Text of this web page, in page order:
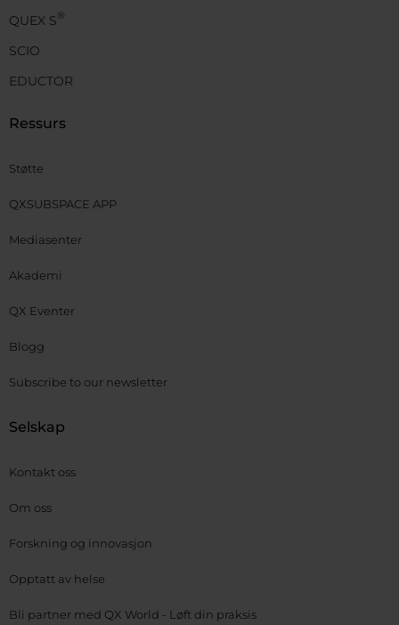
QUEX S®
SCIO
EDUCTOR
Ressurs
Støtte
QXSUBSPACE APP
Mediasenter
Akademi
QX Eventer
Blogg
Subscribe to our newsletter
Selskap
Kontakt oss
Om oss
Forskning og innovasjon
Opptatt av helse
Bli partner med QX World - Løft din praksis